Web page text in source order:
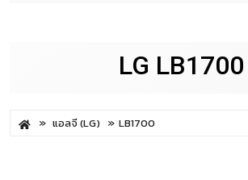
LG LB1700
แอลจี (LG) LB1700